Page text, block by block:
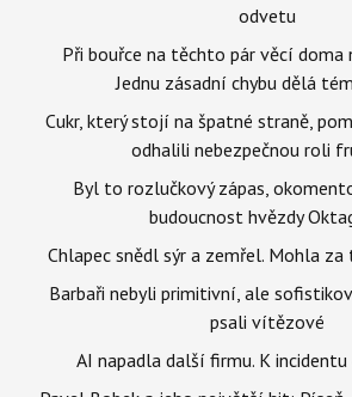
odvetu
Při bouřce na těchto pár věcí doma
Jednu zásadní chybu dělá
Cukr, který stojí na špatné straně,
odhalili nebezpečnou roli
Byl to rozlučkový zápas,
budoucnost hvězdy
Chlapec snědl sýr a zemřel. Mohla
Barbaři nebyli primitivní, ale
psali vítězové
AI napadla další firmu. K